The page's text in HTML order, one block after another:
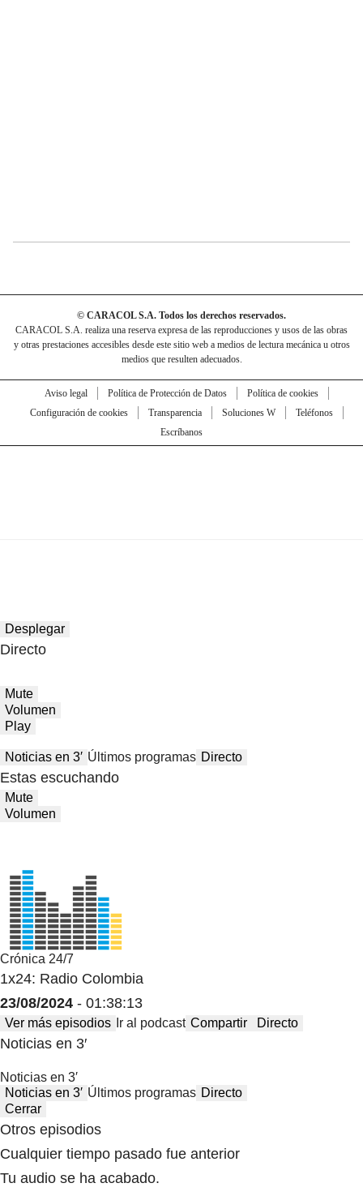
© CARACOL S.A. Todos los derechos reservados.
CARACOL S.A. realiza una reserva expresa de las reproducciones y usos de las obras
y otras prestaciones accesibles desde este sitio web a medios de lectura mecánica u otros
medios que resulten adecuados.
Aviso legal Política de Protección de Datos
Política de cookies
Configuración de cookies
Transparencia Soluciones W
Teléfonos
Escríbanos
Desplegar
Directo
Mute
Volumen
Play
Noticias en 3′ Últimos programas Directo
Estas escuchando
Mute
Volumen
Crónica 24/7
1x24: Radio Colombia
23/08/2024 - 01:38:13
Ver más episodios Ir al podcast Compartir Directo
Noticias en 3′
Noticias en 3′
Noticias en 3′ Últimos programas Directo
Cerrar
Otros episodios
Cualquier tiempo pasado fue anterior
Tu audio se ha acabado.